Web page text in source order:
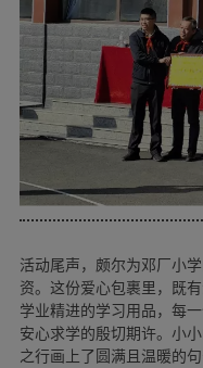
活动尾声，颇尔为邓厂小
资。这份爱心包裹里，既
学业精进的学习用品，每
安心求学的殷切期许。小
之行画上了圆满且温暖的句